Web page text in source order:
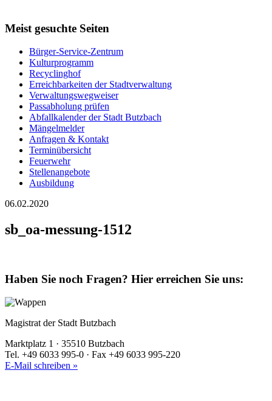
Meist gesuchte Seiten
Bürger-Service-Zentrum
Kulturprogramm
Recyclinghof
Erreichbarkeiten der Stadtverwaltung
Verwaltungswegweiser
Passabholung prüfen
Abfallkalender der Stadt Butzbach
Mängelmelder
Anfragen & Kontakt
Terminübersicht
Feuerwehr
Stellenangebote
Ausbildung
06.02.2020
sb_oa-messung-1512
Haben Sie noch Fragen? Hier erreichen Sie uns:
Magistrat der Stadt Butzbach
Marktplatz 1 · 35510 Butzbach
Tel. +49 6033 995-0 · Fax +49 6033 995-220
E-Mail schreiben »